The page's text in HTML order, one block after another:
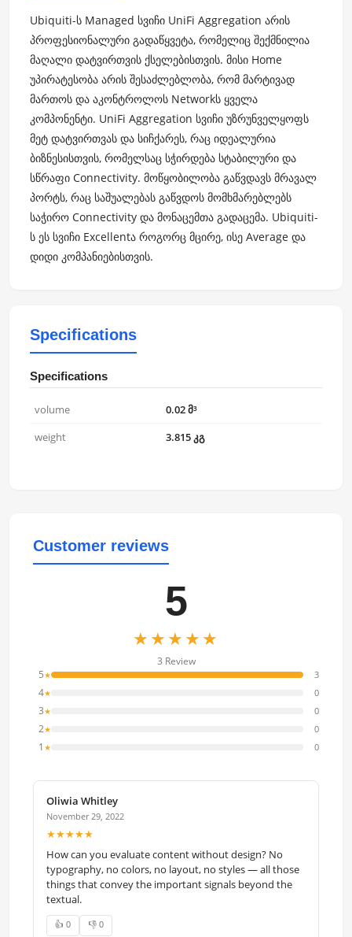
Ubiquiti-ს Managed სვიჩი UniFi Aggregation არის
პროფესიონალური გადაწყვეტა, რომელიც შექმნილია
მაღალი დატვირთვის ქსელებისთვის. მისი Home
უპირატესობა არის შესაძლებლობა, რომ მარტივად
მართოს და აკონტროლოს Networkს ყველა
კომპონენტი. UniFi Aggregation სვიჩი უზრუნველყოფს
მეტ დატვირთვას და სიჩქარეს, რაც იდეალურია
ბიზნესისთვის, რომელსაც სჭირდება სტაბილური და
სწრაფი Connectivity. მოწყობილობა გაწვდავს მრავალ
პორტს, რაც საშუალებას გაწვდოს მომხმარებლებს
საჭირო Connectivity და მონაცემთა გადაცემა. Ubiquiti-
ს ეს სვიჩი Excellentა როგორც მცირე, ისე Average და
დიდი კომპანიებისთვის.
Specifications
Specifications
volume
0.02 მ³
weight
3.815 კგ
Customer reviews
5
★★★★★
3 Review
5★ 3
4★ 0
3★ 0
2★ 0
1 ★ 0
Oliwia Whitley
November 29, 2022
★★★★★
How can you evaluate content without design? No
typography, no colors, no layout, no styles — all those
things that convey the important signals beyond the
textual.
👍 0 👎 0